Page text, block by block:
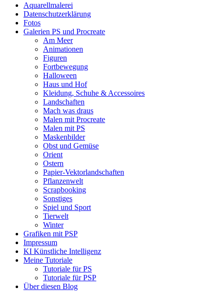
Aquarellmalerei
Datenschutzerklärung
Fotos
Galerien PS und Procreate
Am Meer
Animationen
Figuren
Fortbewegung
Halloween
Haus und Hof
Kleidung, Schuhe & Accessoires
Landschaften
Mach was draus
Malen mit Procreate
Malen mit PS
Maskenbilder
Obst und Gemüse
Orient
Ostern
Papier-Vektorlandschaften
Pflanzenwelt
Scrapbooking
Sonstiges
Spiel und Sport
Tierwelt
Winter
Grafiken mit PSP
Impressum
KI Künstliche Intelligenz
Meine Tutoriale
Tutoriale für PS
Tutoriale für PSP
Über diesen Blog